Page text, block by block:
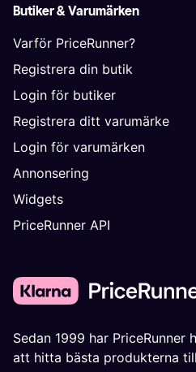
Butiker & Varumärken
Varför PriceRunner?
Registrera din butik
Login för butiker
Registrera ditt varumärke
Login för varumärken
Annonsering
Widgets
PriceRunner API
Sedan 1999 har
att hitta bästa produkterna